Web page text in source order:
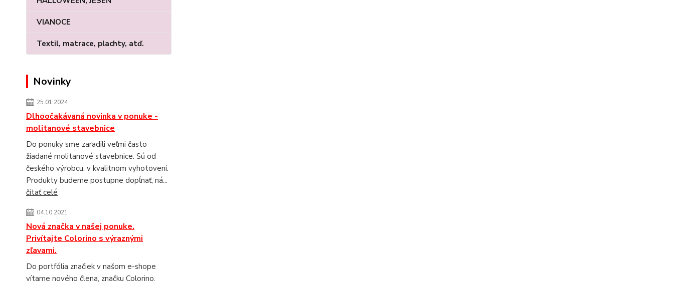
VIANOCE
Textil, matrace, plachty, atď.
Novinky
25.01.2024
Dlhoočakávaná novinka v ponuke -
molitanové stavebnice
Do ponuky sme zaradili veľmi často
žiadané molitanové stavebnice. Sú od
českého výrobcu, v kvalitnom vyhotovení.
Produkty budeme postupne dopĺnať, ná...
čítať celé
04.10.2021
Nová značka v našej ponuke.
Privítajte Colorino s výraznými
zľavami.
Do portfólia značiek v našom e-shope
vítame nového člena, značku Colorino.